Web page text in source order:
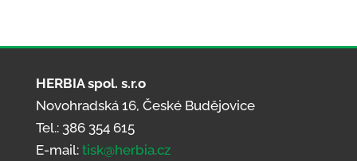
HERBIA spol. s.r.o
Novohradská 16, České Budějovice
Tel.: 386 354 615
E-mail: tisk@herbia.cz